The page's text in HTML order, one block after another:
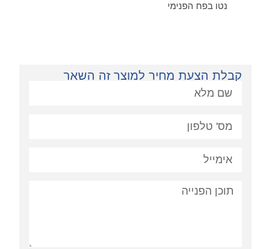
נטו בפח הפנימי
קבלת הצעת מחיר למוצר זה השאר
פניה: